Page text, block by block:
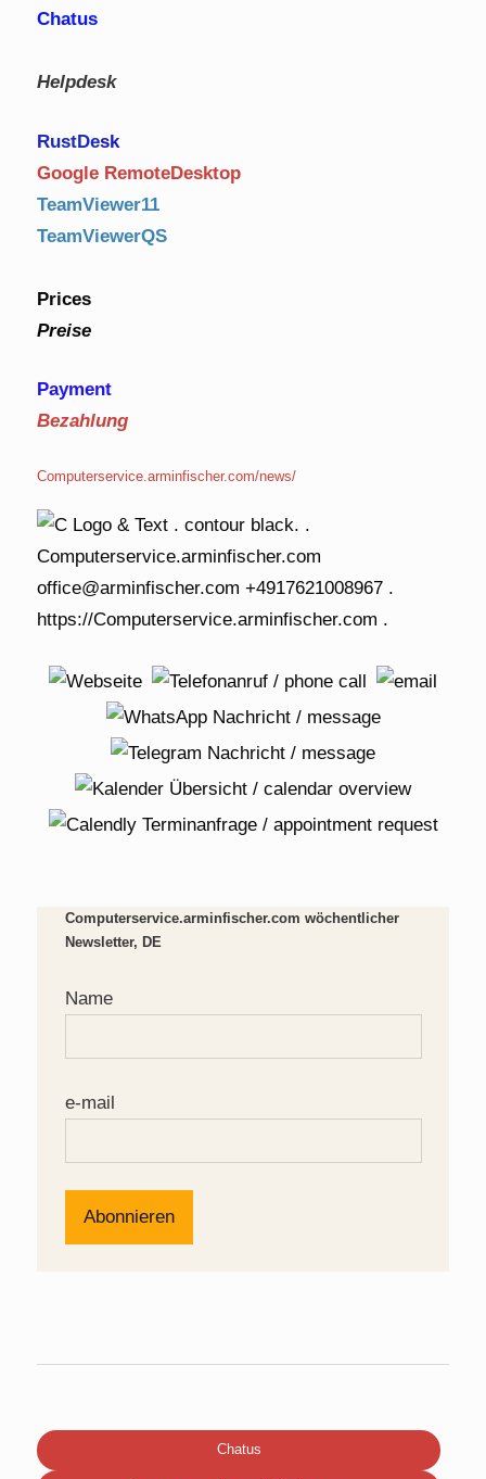
Chatus
Helpdesk
RustDesk
Google RemoteDesktop
TeamViewer11
TeamViewerQS
Prices
Preise
Payment
Bezahlung
Computerservice.arminfischer.com/news/
Computerservice.arminfischer.com wöchentlicher
Newsletter, DE
Name
e-mail
Chatus